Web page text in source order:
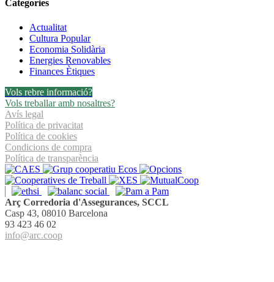
Categories
Actualitat
Cultura Popular
Economia Solidària
Energies Renovables
Finances Ètiques
Vols rebre informació?
Vols treballar amb nosaltres?
Avís legal
Política de privacitat
Política de cookies
Condicions de compra
Política de transparència
Arç Corredoria d'Assegurances, SCCL
Casp 43, 08010 Barcelona
93 423 46 02
info@arc.coop